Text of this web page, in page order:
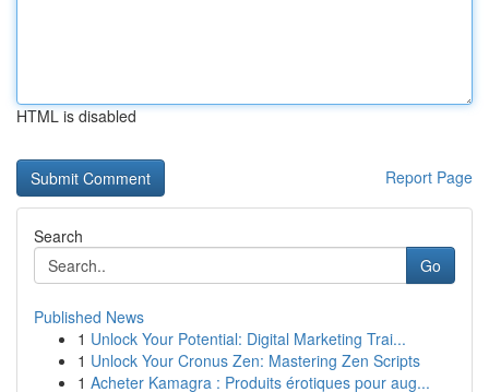
HTML is disabled
Report Page
Search
Go
Published News
1 Unlock Your Potential: Digital Marketing Trai...
1 Unlock Your Cronus Zen: Mastering Zen Scripts
1 Acheter Kamagra : Produits érotiques pour aug...